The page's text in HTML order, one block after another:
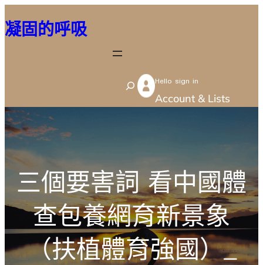
至
容
凝固的呼吸
S
e
h
Hello sign in
Account & Lists
三個要害詞 看中國體
查包養網育新景象
（扶植體育強國）_